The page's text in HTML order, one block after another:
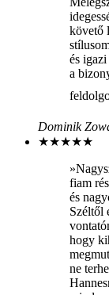
követő
és
a
Dominik
★★★★★
fiam
és
Széltől
hogy
ne